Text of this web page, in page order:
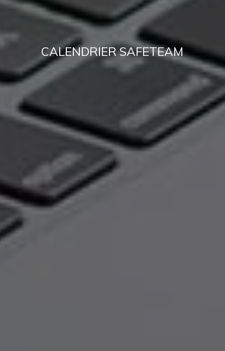
CALENDRIER SAFETEAM